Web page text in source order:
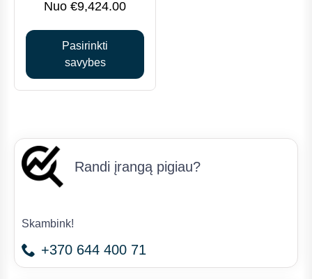
€9,424.00
Pasirinkti
savybes
on
the
Randi įrangą pigiau?
Skambink!
+370 644 400 71